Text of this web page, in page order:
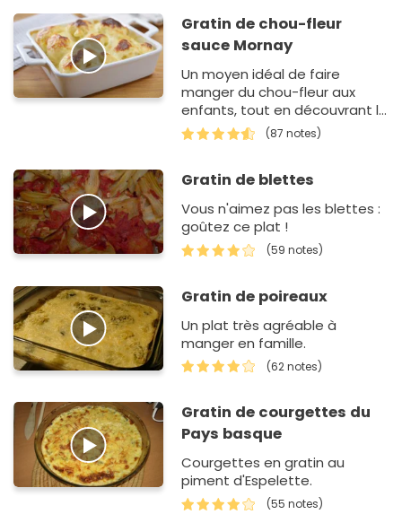
Gratin de chou-fleur
sauce Mornay
Un moyen idéal de faire
manger du chou-fleur aux
enfants, tout en découvrant la
sauce Mornay (une variante
de la sauce béchamel). Bon
(87 notes)
Gratin de blettes
Vous n'aimez pas les blettes :
goûtez ce plat !
(59 notes)
Gratin de poireaux
Un plat très agréable à
manger en famille.
(62 notes)
Gratin de courgettes du
Pays basque
Courgettes en gratin au
piment d'Espelette.
(55 notes)